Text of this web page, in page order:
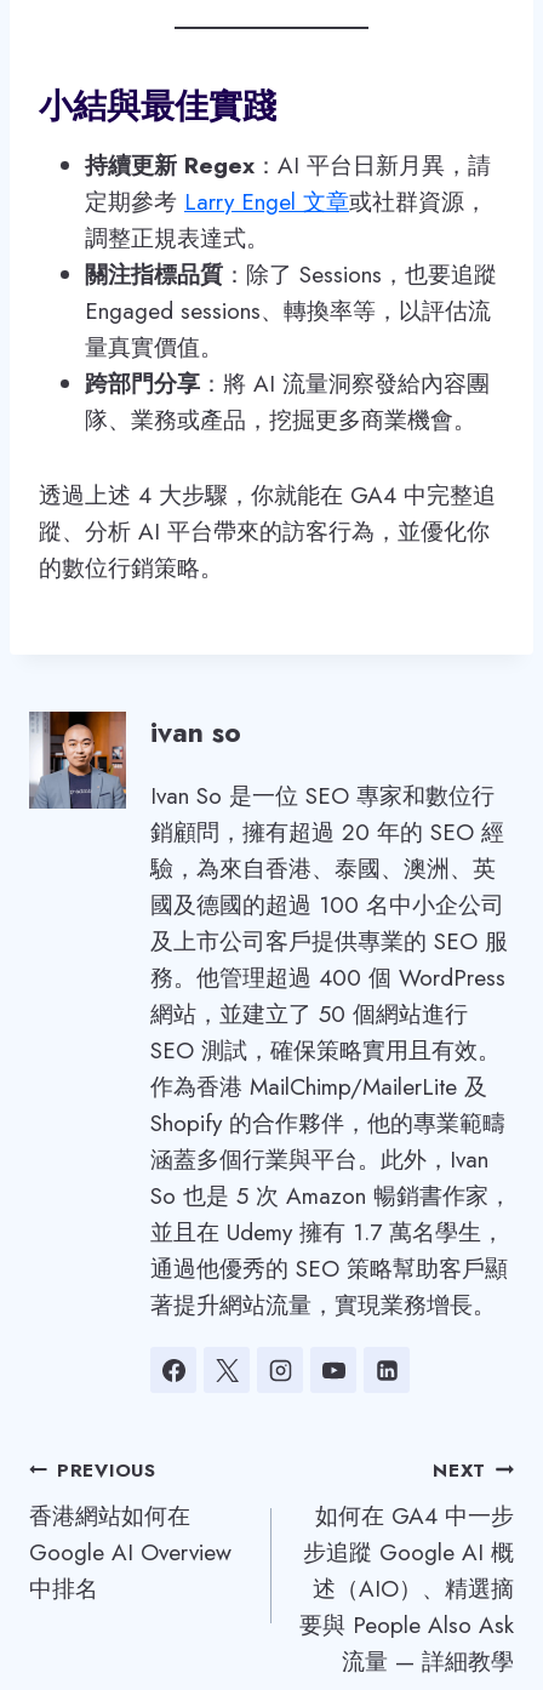
小結與最佳實踐
持續更新 Regex ：AI 平台日新月異，請
定期參考 Larry Engel 文章或社群資源，
調整正規表達式。
關注指標品質 ：除了 Sessions，也要追蹤
Engaged sessions、轉換率等，以評估流
量真實價值。
跨部門分享 ：將 AI 流量洞察發給內容團
隊、業務或產品，挖掘更多商業機會。
透過上述 4 大步驟，你就能在 GA4 中完整追
蹤、分析 AI 平台帶來的訪客行為，並優化你
的數位行銷策略。
ivan so
Ivan So 是一位 SEO 專家和數位行
銷顧問，擁有超過 20 年的 SEO 經
驗，為來自香港、泰國、澳洲、英
國及德國的超過 100 名中小企公司
及上市公司客戶提供專業的 SEO 服
務。他管理超過 400 個 WordPress
網站，並建立了 50 個網站進行
SEO 測試，確保策略實用且有效。
作為香港 MailChimp/MailerLite 及
Shopify 的合作夥伴，他的專業範疇
涵蓋多個行業與平台。此外，Ivan
So 也是 5 次 Amazon 暢銷書作家，
並且在 Udemy 擁有 1.7 萬名學生，
通過他優秀的 SEO 策略幫助客戶顯
著提升網站流量，實現業務增長。
Post
navigation
PREVIOUS
香港網站如何在
Google AI Overview
中排名
NEXT
如何在 GA4 中一步
步追蹤 Google AI 概
述（AIO）、精選摘
要與 People Also Ask
流量 — 詳細教學